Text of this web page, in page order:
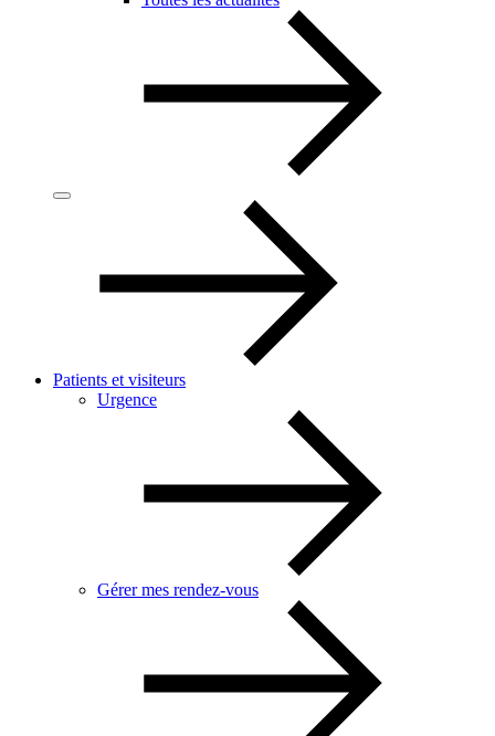
Patients et visiteurs
Urgence
Gérer mes rendez-vous